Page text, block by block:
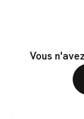
Vous